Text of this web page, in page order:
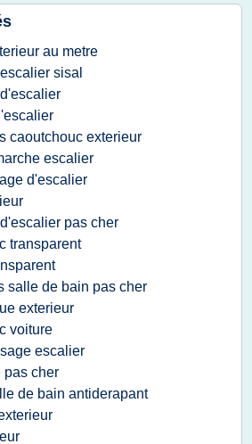
au metre
sisal
caoutchouc exterieur
escalier
d'escalier
pas cher
transparent
salle de bain pas cher
exterieur
voiture
escalier
pas cher
de bain antiderapant